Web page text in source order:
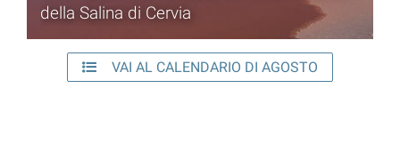
della Salina di Cervia
VAI AL CALENDARIO DI AGOSTO